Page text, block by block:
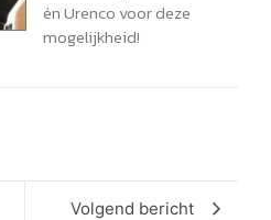
én Urenco voor deze
mogelijkheid!
Volgend bericht